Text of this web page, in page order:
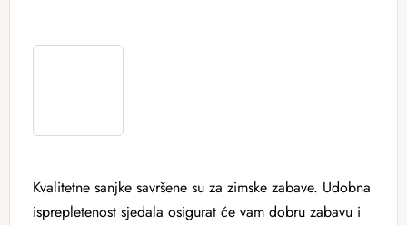
Kvalitetne sanjke savršene su za zimske zabave. Udobna
isprepletenost sjedala osigurat će vam dobru zabavu i